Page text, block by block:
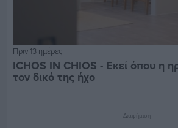
Πριν 13 ημέρες
ICHOS IN CHIOS - Εκεί όπου η
τον δικό της ήχο
Διαφήμιση